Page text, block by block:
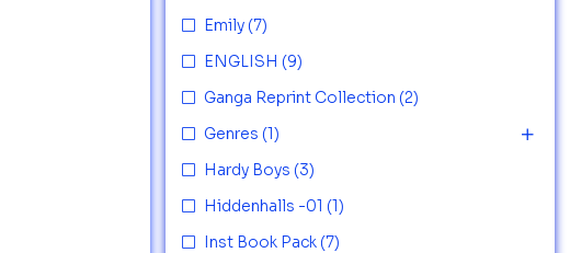
Emily (7)
ENGLISH (9)
Ganga Reprint Collection (2)
Genres (1)
Hardy Boys (3)
Hiddenhalls -01 (1)
Inst Book Pack (7)